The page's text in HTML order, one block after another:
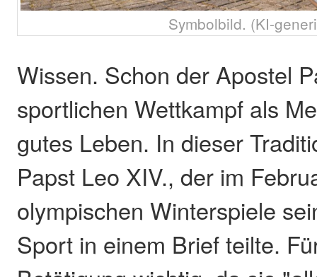
Symbolbild. (KI-
Wissen. Schon der Apostel
sportlichen Wettkampf als
gutes Leben. In dieser
Papst Leo XIV., der im
olympischen Winterspiele
Sport in einem Brief teilte.